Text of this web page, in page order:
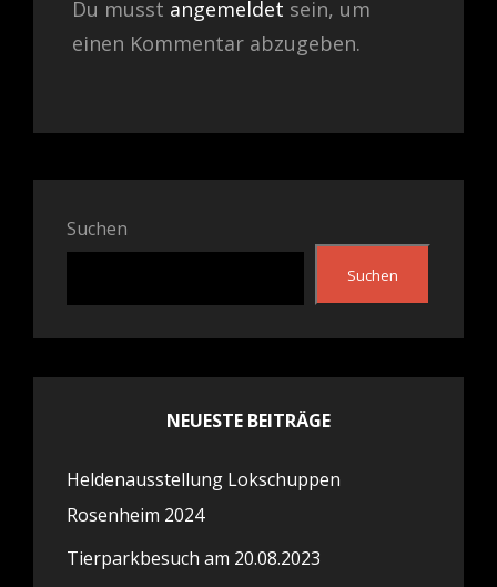
Du musst angemeldet sein, um
einen Kommentar abzugeben.
Suchen
Suchen
NEUESTE BEITRÄGE
Heldenausstellung Lokschuppen
Rosenheim 2024
Tierparkbesuch am 20.08.2023